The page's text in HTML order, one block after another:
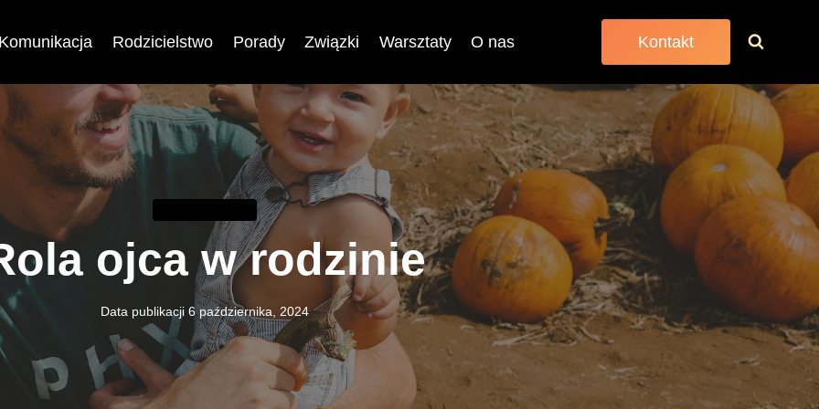
Komunikacja Rodzicielstwo Porady Związki Warsztaty O nas Kontakt
ojca w rodzinie
Data publikacji 6 października, 2024